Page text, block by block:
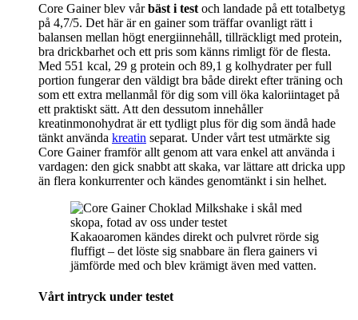
Core Gainer blev vårbäst i test och landade på ett totalbetyg
på 4,7/5. Det här är en gainer som träffar ovanligt rätt i
balansen mellan högt energiinnehåll, tillräckligt med protein,
bra drickbarhet och ett pris som känns rimligt för de flesta.
Med 551 kcal, 29 g protein och 89,1 g kolhydrater per full
portion fungerar den väldigt bra både direkt efter träning och
som ett extra mellanmål för dig som vill öka kaloriintaget på
ett praktiskt sätt. Att den dessutom innehåller
kreatinmonohydrat är ett tydligt plus för dig som ändå hade
tänkt använda kreatin separat. Under vårt test utmärkte sig
Core Gainer framför allt genom att vara enkel att använda i
vardagen: den gick snabbt att skaka, var lättare att dricka upp
än flera konkurrenter och kändes genomtänkt i sin helhet.
Kakaoaromen kändes direkt och pulvret rörde sig
fluffigt – det löste sig snabbare än flera gainers vi
jämförde med och blev krämigt även med vatten.
Vårt intryck under testet